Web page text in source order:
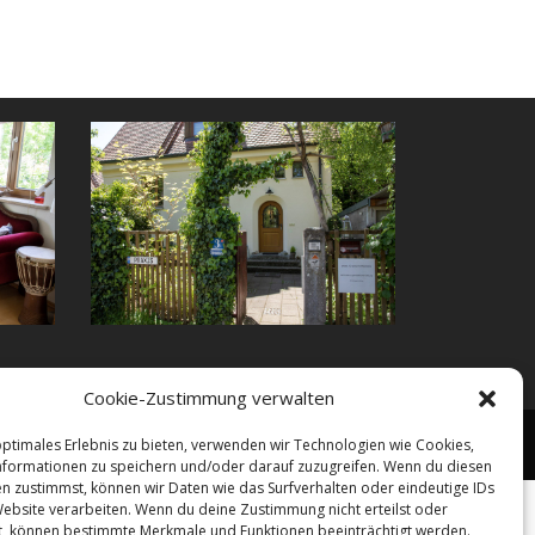
Cookie-Zustimmung verwalten
Erlebnis zu bieten, verwenden wir Technologien wie Cookies,
zu speichern und/oder darauf zuzugreifen. Wenn du diesen
zustimmst, können wir Daten wie das Surfverhalten oder eindeutige IDs
verarbeiten. Wenn du deine Zustimmung nicht erteilst oder
können bestimmte Merkmale und Funktionen beeinträchtigt werden.
Ausbildung Impressum Datenschutz